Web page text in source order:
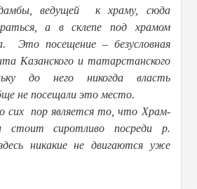
ведущей к храму, сюда
а в склепе под храмом
Это посещение – безусловная
Казанского и татарстанского
до него никогда власть
не посещали это место.
сих пор является то, что Храм-
сиротливо посреди р.
никакие не двигаются уже